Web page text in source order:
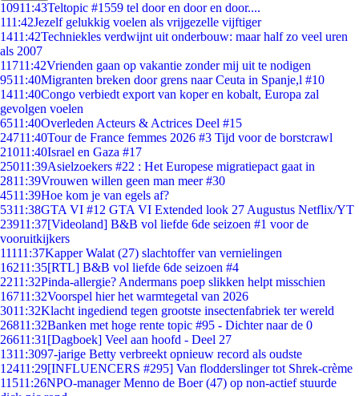
10911:43Teltopic #1559 tel door en door en door....
111:42Jezelf gelukkig voelen als vrijgezelle vijftiger
1411:42Techniekles verdwijnt uit onderbouw: maar half zo veel uren
als 2007
11711:42Vrienden gaan op vakantie zonder mij uit te nodigen
9511:40Migranten breken door grens naar Ceuta in Spanje,l #10
1411:40Congo verbiedt export van koper en kobalt, Europa zal
gevolgen voelen
6511:40Overleden Acteurs & Actrices Deel #15
24711:40Tour de France femmes 2026 #3 Tijd voor de borstcrawl
21011:40Israel en Gaza #17
25011:39Asielzoekers #22 : Het Europese migratiepact gaat in
2811:39Vrouwen willen geen man meer #30
4511:39Hoe kom je van egels af?
5311:38GTA VI #12 GTA VI Extended look 27 Augustus Netflix/YT
23911:37[Videoland] B&B vol liefde 6de seizoen #1 voor de
vooruitkijkers
11111:37Kapper Walat (27) slachtoffer van vernielingen
16211:35[RTL] B&B vol liefde 6de seizoen #4
2211:32Pinda-allergie? Andermans poep slikken helpt misschien
16711:32Voorspel hier het warmtegetal van 2026
3011:32Klacht ingediend tegen grootste insectenfabriek ter wereld
26811:32Banken met hoge rente topic #95 - Dichter naar de 0
26611:31 [Dagboek] Veel aan hoofd - Deel 27
1311:3097-jarige Betty verbreekt opnieuw record als oudste
12411:29[INFLUENCERS #295] Van flodderslinger tot Shrek-crème
11511:26NPO-manager Menno de Boer (47) op non-actief stuurde